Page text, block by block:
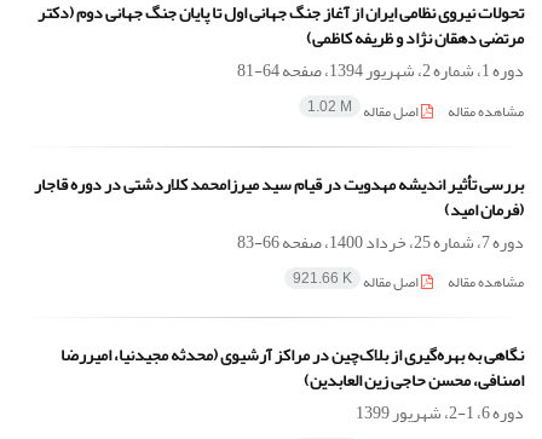
تحولات نیروی نظامی ایران از آغاز جنگ جهانی اول تا پایان جنگ جهانی دوم (دکتر
مرتضی دهقان نژاد و ظریفه کاظمی)
دوره 1، شماره 2، شهریور 1394، صفحه
64-81
مشاهده مقاله اصل مقاله 1.02 M
بررسی تأثیر اندیشه مهدویت در قیام سید میرزامحمد کلاردشتی در دوره قاجار
(فرمان امید)
دوره 7، شماره 25، خرداد 1400، صفحه
66-83
مشاهده مقاله اصل مقاله 921.66 K
نگاهی به بهره‌گیری از بلاک‌چین در مراکز آرشیوی (محدثه مجیدنیا، امیررضا
اصنافی، محسن حاجی زین العابدین)
دوره 6، 1-2، شهریور 1399